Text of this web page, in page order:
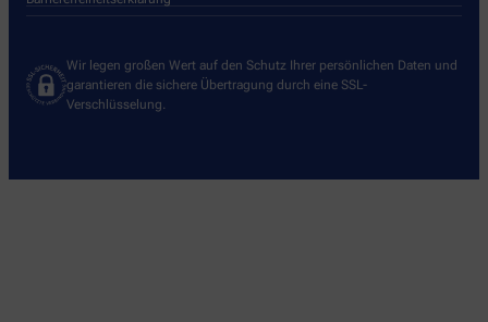
Wir legen großen Wert auf den Schutz Ihrer persönlichen Daten und
garantieren die sichere Übertragung durch eine SSL-
Verschlüsselung.